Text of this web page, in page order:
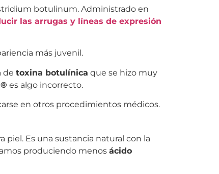
botulinum. Administrado en
las arrugas y líneas de expresión
más juvenil.
de toxina botulínica que se hizo muy
es algo incorrecto.
en otros procedimientos médicos.
piel. Es una sustancia natural con la
produciendo menos ácido